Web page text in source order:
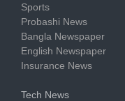
Sports
Probashi News
Bangla Newspaper
English Newspaper
Insurance News
Tech News